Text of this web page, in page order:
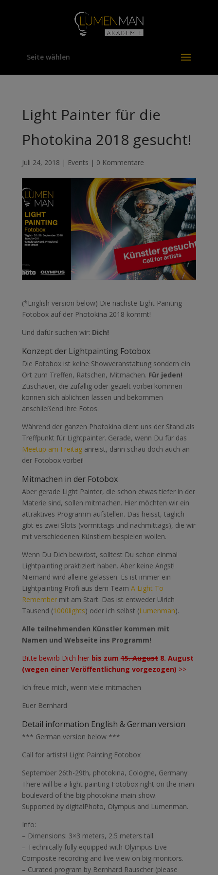
Seite wählen
Light Painter für die
Photokina 2018 gesucht!
Juli 24, 2018 | Events | 0 Kommentare
(*English version below) Die nächste Light Painting
Fotobox auf der Photokina 2018 kommt!
Und dafür suchen wir: Dich!
Konzept der Lightpainting Fotobox
Die Fotobox ist keine Showveranstaltung sondern ein
Ort zum Treffen, Ratschen, Mitmachen. Für jeden!
Zuschauer, die zufällig oder gezielt vorbei kommen
können sich ablichten lassen und bekommen
anschließend ihre Fotos.
Während der ganzen Photokina dient uns der Stand als
Treffpunkt für Lightpainter. Gerade, wenn Du für das
Meetup am Freitaganreist, dann schau doch auch an
der Fotobox vorbei!
Mitmachen in der Fotobox
Aber gerade Light Painter, die schon etwas tiefer in der
Materie sind, sollen mitmachen. Hier möchten wir ein
attraktives Programm aufstellen. Das heisst, täglich
gibt es zwei Slots (vormittags und nachmittags), die wir
mit verschiedenen Künstlern bespielen wollen.
Wenn Du Dich bewirbst, solltest Du schon einmal
Lightpainting praktiziert haben. Aber keine Angst!
Niemand wird alleine gelassen. Es ist immer ein
Lightpainting Profi aus dem Team A Light To
Remembermit am Start. Das ist entweder Ulrich
Tausend (1000lights) oder ich selbst (Lumenman).
Alle teilnehmenden Künstler kommen mit
Namen und Webseite ins Programm!
Bitte bewirb Dich hier bis zum15. August8. August
(wegen einer Veröffentlichung vorgezogen) >>
Ich freue mich, wenn viele mitmachen
Euer Bernhard
Detail information English & German version
*** German version below ***
Call for artists! Light Painting Fotobox
September 26th-29th, photokina, Cologne, Germany:
There will be a light painting Fotobox right on the main
boulevard of the big photokina main show.
Supported by digitalPhoto, Olympus and Lumenman.
Info:
– Dimensions: 3×3 meters, 2.5 meters tall.
– Technically fully equipped with Olympus Live
Composite recording and live view on big monitors.
– Curated program by Bernhard Rauscher (please